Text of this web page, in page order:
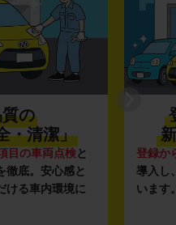
の
・清潔」
目の車両点検と
徹底。安心感と
ける車内環境に
登録か
導入し
います